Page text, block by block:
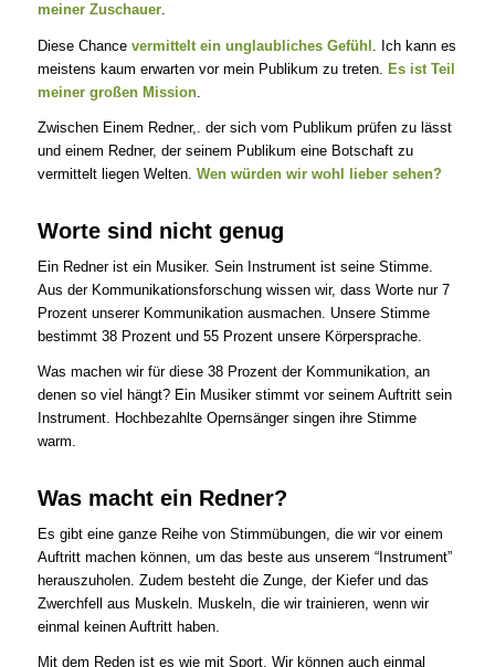
meiner Zuschauer.
Diese Chance vermittelt ein unglaubliches Gefühl . Ich kann es
meistens kaum erwarten vor mein Publikum zu treten. Es ist Teil
meiner großen Mission.
Zwischen Einem Redner,. der sich vom Publikum prüfen zu lässt
und einem Redner, der seinem Publikum eine Botschaft zu
vermittelt liegen Welten. Wen würden wir wohl lieber sehen?
Worte sind nicht genug
Ein Redner ist ein Musiker. Sein Instrument ist seine Stimme.
Aus der Kommunikationsforschung wissen wir, dass Worte nur 7
Prozent unserer Kommunikation ausmachen. Unsere Stimme
bestimmt 38 Prozent und 55 Prozent unsere Körpersprache.
Was machen wir für diese 38 Prozent der Kommunikation, an
denen so viel hängt? Ein Musiker stimmt vor seinem Auftritt sein
Instrument. Hochbezahlte Opernsänger singen ihre Stimme
warm.
Was macht ein Redner?
Es gibt eine ganze Reihe von Stimmübungen, die wir vor einem
Auftritt machen können, um das beste aus unserem “Instrument”
herauszuholen. Zudem besteht die Zunge, der Kiefer und das
Zwerchfell aus Muskeln. Muskeln, die wir trainieren, wenn wir
einmal keinen Auftritt haben.
Mit dem Reden ist es wie mit Sport. Wir können auch einmal